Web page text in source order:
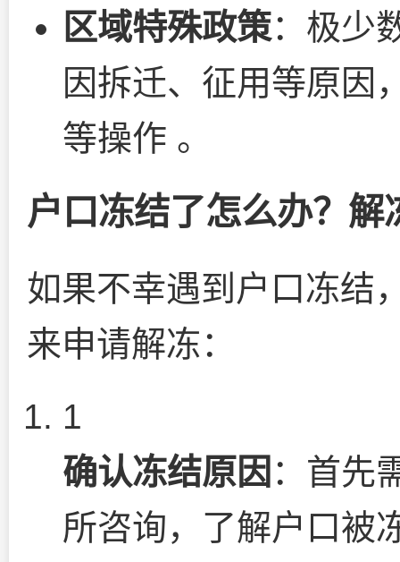
区域特殊政策：极少
因拆迁、征用等原因
等操作 。
户口冻结了怎么办？解
如果不幸遇到户口冻结
来申请解冻：
1
确认冻结原因 ：首先
所咨询，了解户口被